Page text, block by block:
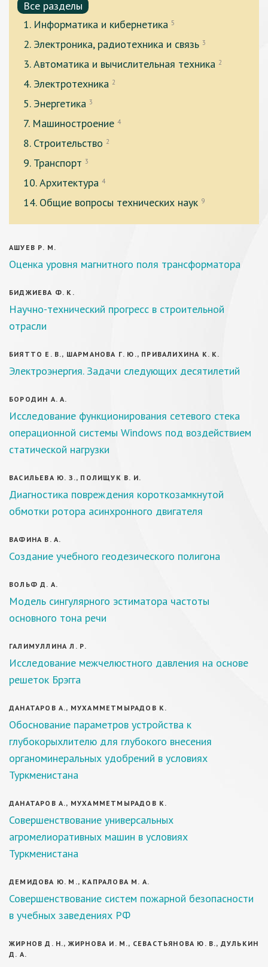
Все разделы
1. Информатика и кибернетика 5
2. Электроника, радиотехника и связь 3
3. Автоматика и вычислительная техника 2
4. Электротехника 2
5. Энергетика 3
7. Машиностроение 4
8. Строительство 2
9. Транспорт 3
10. Архитектура 4
14. Общие вопросы технических наук 9
АШУЕВ Р. М.
Оценка уровня магнитного поля трансформатора
БИДЖИЕВА Ф. К.
Научно-технический прогресс в строительной
отрасли
БИЯТТО Е. В., ШАРМАНОВА Г. Ю., ПРИВАЛИХИНА К. К.
Электроэнергия. Задачи следующих десятилетий
БОРОДИН А. А.
Исследование функционирования сетевого стека
операционной системы Windows под воздействием
статической нагрузки
ВАСИЛЬЕВА Ю. З., ПОЛИЩУК В. И.
Диагностика повреждения короткозамкнутой
обмотки ротора асинхронного двигателя
ВАФИНА В. А.
Создание учебного геодезического полигона
ВОЛЬФ Д. А.
Модель сингулярного эстиматора частоты
основного тона речи
ГАЛИМУЛЛИНА Л. Р.
Исследование межчелюстного давления на основе
решеток Брэгга
ДАНАТАРОВ А., МУХАММЕТМЫРАДОВ К.
Обоснование параметров устройства к
глубокорыхлителю для глубокого внесения
органоминеральных удобрений в условиях
Туркменистана
ДАНАТАРОВ А., МУХАММЕТМЫРАДОВ К.
Совершенствование универсальных
агромелиоративных машин в условиях
Туркменистана
ДЕМИДОВА Ю. М., КАПРАЛОВА М. А.
Совершенствование систем пожарной безопасности
в учебных заведениях РФ
ЖИРНОВ Д. Н., ЖИРНОВА И. М., СЕВАСТЬЯНОВА Ю. В., ДУЛЬКИН
Д. А.